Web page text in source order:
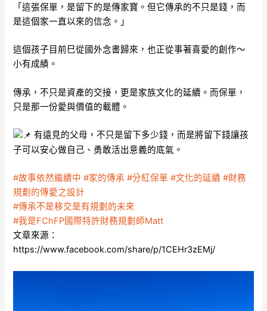
「這張保單，是留下的是傳家寶。但它傳承的不只是錢，而
是這個家一直以來的信念。」
這個孩子目前巳從國外念書歸來，也正從事著喜愛的創作～
小有成績。
傳承，不只是資產的交接，更是家族文化的延續。而保單，
只是那一份愛與價值的載體。
有遠見的父母，不只是留下多少錢，而是將留下錢讓孩
子可以安心做自己、勇敢活出意義的底氣。
#故事依然繼續中 #家的傳承 #分紅保單 #文化的延續 #財務
規劃的傳愛之設計
#傳承不是移交是有規劃的未來
#我是FChFP國際特許財務規劃師Matt
文章來源：
https://www.facebook.com/share/p/1CEHr3zEMj/